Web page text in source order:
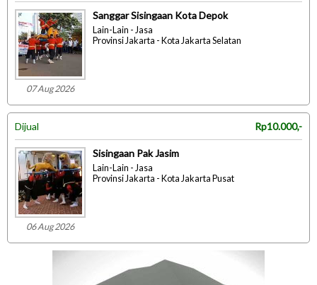
07 Aug 2026
Sanggar Sisingaan Kota Depok
Lain-Lain - Jasa
Provinsi Jakarta - Kota Jakarta Selatan
Dijual Rp10.000,-
06 Aug 2026
Sisingaan Pak Jasim
Lain-Lain - Jasa
Provinsi Jakarta - Kota Jakarta Pusat